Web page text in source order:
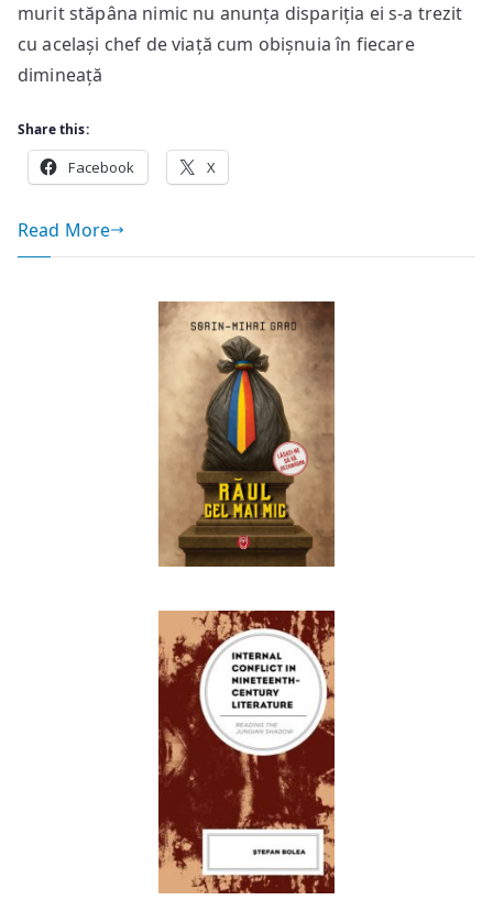
murit stăpâna nimic nu anunța dispariția ei s-a trezit
cu același chef de viață cum obișnuia în fiecare
dimineață
Share this:
Facebook X
Read More